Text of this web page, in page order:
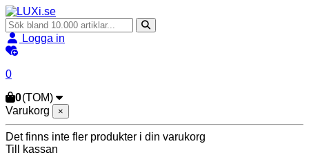
Logga in
0
0(TOM)
Varukorg
×
Det finns inte fler produkter i din varukorg
Till kassan